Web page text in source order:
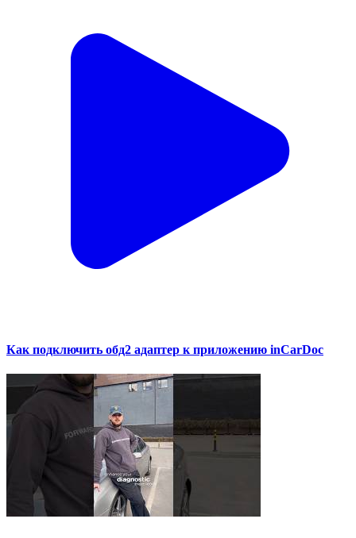
Как подключить обд2 адаптер к приложению inCarDoc